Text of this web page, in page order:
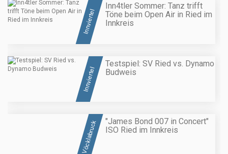
Innviertel
Inn4tler Sommer: Tanz trifft
Töne beim Open Air in Ried im
Innkreis
Innviertel
Testspiel: SV Ried vs. Dynamo
Budweis
Vöcklabruck
"James Bond 007 in Concert"
ISO Ried im Innkreis